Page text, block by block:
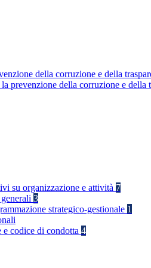
della corruzione e della
prevenzione della corruzione e della
su organizzazione e attività 7
3
strategico-gestionale 1
codice di condotta 4